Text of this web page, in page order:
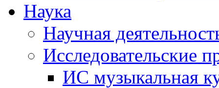
Наука
Научная
Исследовательские
ИС музыкальная